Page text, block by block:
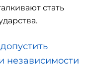
стать
независимости